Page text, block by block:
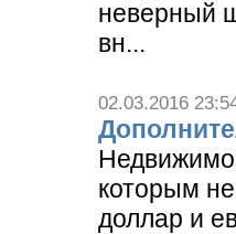
неверный
вн...
02.03.2016
которым
доллар и